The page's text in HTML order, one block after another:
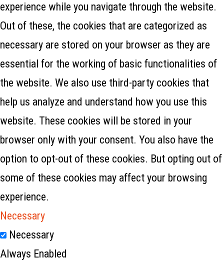
experience while you navigate through the website.
Out of these, the cookies that are categorized as
necessary are stored on your browser as they are
essential for the working of basic functionalities of
the website. We also use third-party cookies that
help us analyze and understand how you use this
website. These cookies will be stored in your
browser only with your consent. You also have the
option to opt-out of these cookies. But opting out of
some of these cookies may affect your browsing
experience.
Necessary
Necessary
Always Enabled